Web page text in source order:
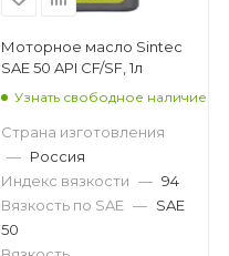
Моторное масло Sintec
SAE 50 API CF/SF, 1л
Узнать свободное наличие
Страна изготовления
— Россия
Индекс вязкости — 94
Вязкость по SAE — SAE
50